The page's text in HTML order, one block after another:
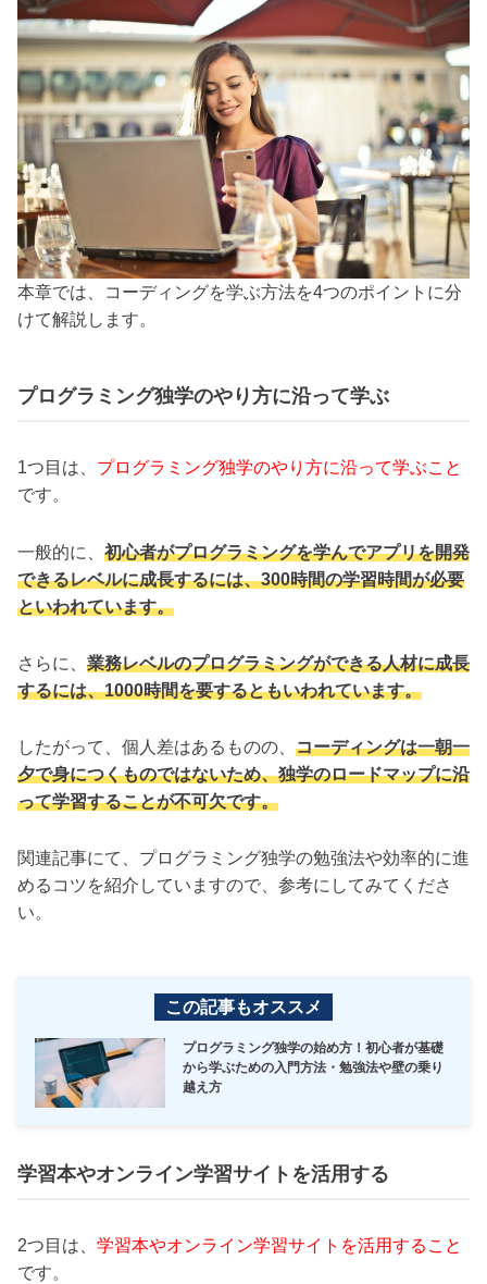
本章では、コーディングを学ぶ方法を4つのポイントに分
けて解説します。
プログラミング独学のやり方に沿って学ぶ
1つ目は、 プログラミング独学のやり方に沿って学ぶこと
です。
一般的に、 初心者がプログラミングを学んでアプリを開発
できるレベルに成長するには、300時間の学習時間が必要
といわれています。
さらに、 業務レベルのプログラミングができる人材に成長
するには、1000時間を要するともいわれています。
したがって、個人差はあるものの、 コーディングは一朝一
夕で身につくものではないため、独学のロードマップに沿
って学習することが不可欠です。
関連記事にて、プログラミング独学の勉強法や効率的に進
めるコツを紹介していますので、参考にしてみてくださ
い。
この記事もオススメ
プログラミング独学の始め方！初心者が基礎
から学ぶための入門方法・勉強法や壁の乗り
越え方
学習本やオンライン学習サイトを活用する
2つ目は、 学習本やオンライン学習サイトを活用すること
です。